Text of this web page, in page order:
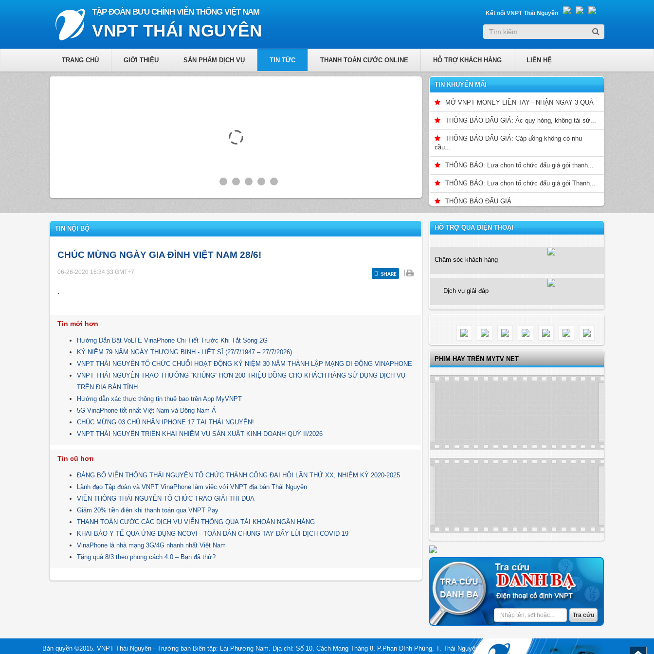
Kết nối VNPT Thái Nguyên
TẬP ĐOÀN BƯU CHÍNH VIỄN THÔNG VIỆT NAM
VNPT THÁI NGUYÊN
TRANG CHỦ GIỚI THIỆU SẢN PHẨM DỊCH VỤ TIN TỨC THANH TOÁN CƯỚC ONLINE HỖ TRỢ KHÁCH HÀNG LIÊN HỆ
TIN KHUYẾN MÃI
MỞ VNPT MONEY LIỀN TAY - NHẬN NGAY 3 QUÀ
THÔNG BÁO ĐẤU GIÁ: Ắc quy hỏng, không tái sử...
THÔNG BÁO ĐẤU GIÁ: Cáp đồng không có nhu
cầu...
THÔNG BÁO: Lựa chọn tổ chức đấu giá gói thanh...
THÔNG BÁO: Lựa chọn tổ chức đấu giá gói Thanh...
THÔNG BÁO ĐẤU GIÁ
TIN NỘI BỘ
CHÚC MỪNG NGÀY GIA ĐÌNH VIỆT NAM 28/6!
06-26-2020 16:34:33 GMT+7 SHARE
.
Tin mới hơn
Hướng Dẫn Bật VoLTE VinaPhone Chi Tiết Trước Khi Tắt Sóng 2G
KỶ NIỆM 79 NĂM NGÀY THƯƠNG BINH - LIỆT SĨ (27/7/1947 – 27/7/2026)
VNPT THÁI NGUYÊN TỔ CHỨC CHUỖI HOẠT ĐỘNG KỶ NIỆM 30 NĂM THÀNH LẬP MẠNG DI ĐỘNG VINAPHONE
VNPT THÁI NGUYÊN TRAO THƯỞNG “KHỦNG” HƠN 200 TRIỆU ĐỒNG CHO KHÁCH HÀNG SỬ DỤNG DỊCH VỤ
TRÊN ĐỊA BÀN TỈNH
Hướng dẫn xác thực thông tin thuê bao trên App MyVNPT
5G VinaPhone tốt nhất Việt Nam và Đông Nam Á
CHÚC MỪNG 03 CHỦ NHÂN IPHONE 17 TẠI THÁI NGUYÊN!
VNPT THÁI NGUYÊN TRIỂN KHAI NHIỆM VỤ SẢN XUẤT KINH DOANH QUÝ II/2026
Tin cũ hơn
ĐẢNG BỘ VIỄN THÔNG THÁI NGUYÊN TỔ CHỨC THÀNH CÔNG ĐẠI HỘI LẦN THỨ XX, NHIỆM KỲ 2020-2025
Lãnh đạo Tập đoàn và VNPT VinaPhone làm việc với VNPT địa bàn Thái Nguyên
VIỄN THÔNG THÁI NGUYÊN TỔ CHỨC TRAO GIẢI THI ĐUA
Giảm 20% tiền điện khi thanh toán qua VNPT Pay
THANH TOÁN CƯỚC CÁC DỊCH VỤ VIỄN THÔNG QUA TÀI KHOẢN NGÂN HÀNG
KHAI BÁO Y TẾ QUA ỨNG DỤNG NCOVI - TOÀN DÂN CHUNG TAY ĐẨY LÙI DỊCH COVID-19
VinaPhone là nhà mạng 3G/4G nhanh nhất Việt Nam
Tặng quà 8/3 theo phong cách 4.0 – Bạn đã thử?
HỖ TRỢ QUA ĐIỆN THOẠI
Chăm sóc khách hàng
Dịch vụ giải đáp
PHIM HAY TRÊN MYTV NET
Bản quyền ©2015. VNPT Thái Nguyên - Trưởng ban Biên tập: Lại Phương Nam. Địa chỉ: Số 10, Cách Mạng Tháng 8, P.Phan Đình Phùng, T. Thái Nguyên